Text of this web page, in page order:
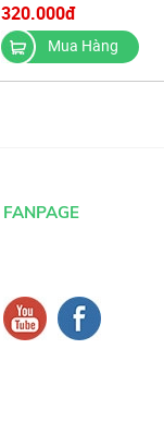
320.000đ
Mua Hàng
FANPAGE